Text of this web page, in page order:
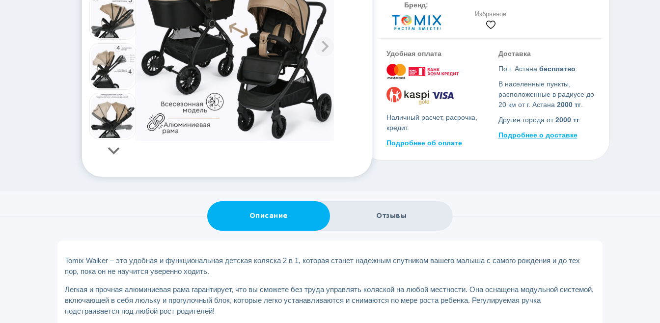
Бренд:
Избранное
Удобная оплата
Наличный расчет, расрочка,
кредит.
Подробнее об оплате
Доставка
По г. Астана бесплатно
В населенные пункты,
расположенные в радиусе до
20 км от г. Астана 2000 тг.
Другие города от2000 тг.
Подробнее о доставке
Описание Отзывы
Tomix Walker – это удобная и функциональная детская коляска 2 в 1, которая станет надежным спутником вашего малыша с самого рождения и до тех
пор, пока он не научится уверенно ходить.
Легкая и прочная алюминиевая рама гарантирует, что вы сможете без труда управлять коляской на любой местности. Она оснащена модульной системой,
включающей в себя люльку и прогулочный блок, которые легко устанавливаются и снимаются по мере роста ребенка. Регулируемая ручка
подстраивается под любой рост родителей!